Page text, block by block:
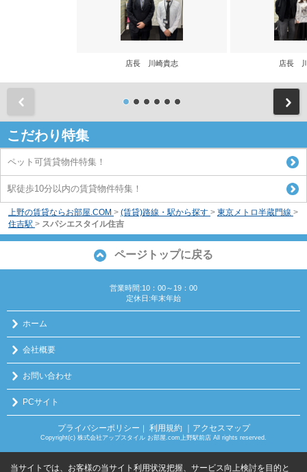
店長 川崎貴志 店長
こだわり特集
ペット可賃貸物件特集！
駅徒歩10分以内の賃貸物件特集！
上野の賃貸ならお部屋.COM > (賃貸)路線・駅から探す > 東京メトロ半蔵門線 >
住吉駅 > スパシエスタイル住吉
ページトップに戻る
営業時間:10：00～19：00
定休日:年末年始
ホーム
会社概要
お問い合わせ
PCサイト
プライバシーポリシー 利用規約 ｜アクセスマップ
Copyright(c) 株式会社アップスタイル お部屋.com上野駅前店 All rights reserved.
当サイトでは、お客様の当サイト利用状況把握、サービス向上検討を目的と